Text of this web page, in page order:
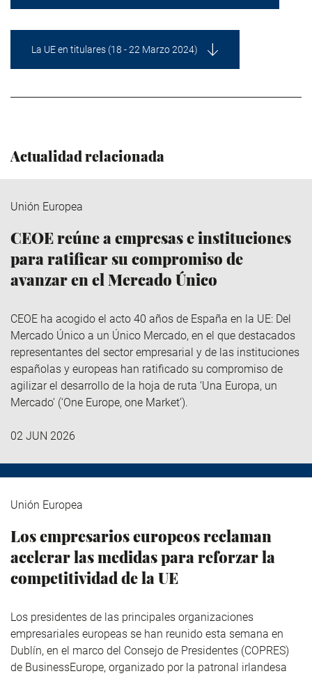
La UE en titulares (18 - 22 Marzo 2024)
Actualidad relacionada
Unión Europea
CEOE reúne a empresas e instituciones
para ratificar su compromiso de
avanzar en el Mercado Único
CEOE ha acogido el acto 40 años de España en la UE: Del
Mercado Único a un Único Mercado, en el que destacados
representantes del sector empresarial y de las instituciones
españolas y europeas han ratificado su compromiso de
agilizar el desarrollo de la hoja de ruta ‘Una Europa, un
Mercado’ (‘One Europe, one Market’).
02 JUN 2026
Unión Europea
Los empresarios europeos reclaman
acelerar las medidas para reforzar la
competitividad de la UE
Los presidentes de las principales organizaciones
empresariales europeas se han reunido esta semana en
Dublín, en el marco del Consejo de Presidentes (COPRES)
de BusinessEurope, organizado por la patronal irlandesa